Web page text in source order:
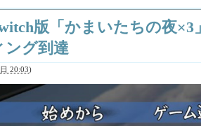
版「かまいたちの夜
ング到達
20:03)